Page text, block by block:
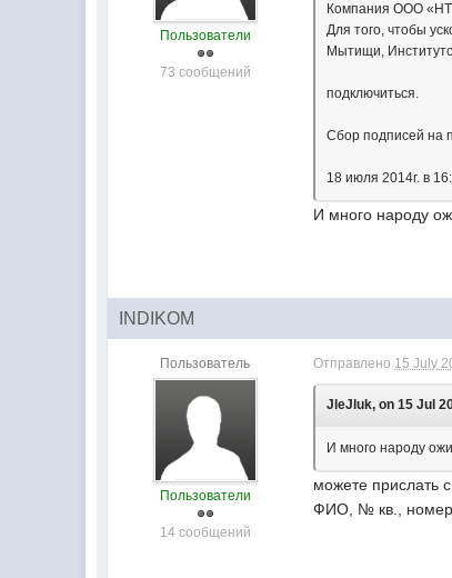
Пользователи
73 сообщений
Компания ООО
Для того, чтобы
Мытищи,
подключиться.
Сбор подписей на
18 июля 2014г. в
И много народу
INDIKOM
Пользователь
Пользователи
14 сообщений
Отправлено 15 July
JleJluk, on 15 Jul
И много народу
можете прислать
ФИО, № кв., номер